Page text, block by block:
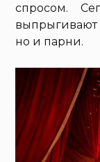
спросом.
но и парни.